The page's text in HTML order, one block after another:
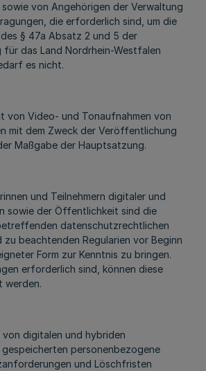
sowie von Angehörigen der Verwaltung
die erforderlich sind, um die
§ 47a Absatz 2 und 5 der
für das Land Nordrhein-Westfalen
es nicht.
von Video- und Tonaufnahmen von
mit dem Zweck der Veröffentlichung
Maßgabe der Hauptsatzung.
und Teilnehmern digitaler und
sowie der Öffentlichkeit sind die
datenschutzrechtlichen
beachtenden Regularien vor Beginn
Form zur Kenntnis zu bringen.
erforderlich sind, können diese
werden.
von digitalen und hybriden
gespeicherten personenbezogene
und Löschfristen